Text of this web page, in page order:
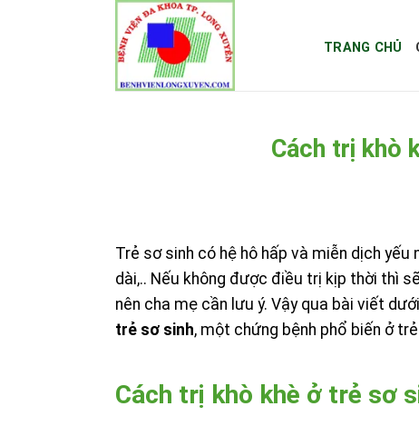
TRANG CHỦ
Cách trị khò
Trẻ sơ sinh có hệ hô hấp và miễn dịch
dài,.. Nếu không được điều trị kịp thời thì
nên cha mẹ cần lưu ý. Vậy qua bài viết
trẻ sơ sinh, một chứng bệnh phổ biến ở
Cách trị khò khè ở trẻ sơ